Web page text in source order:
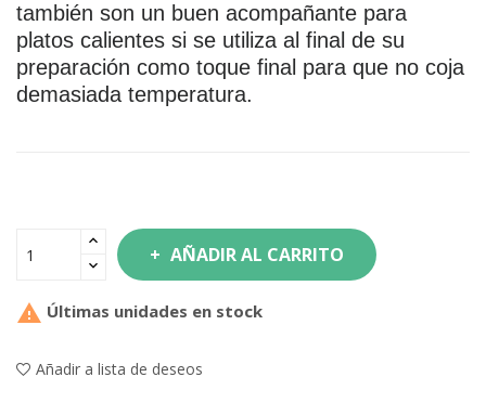
también son un buen acompañante para
platos calientes si se utiliza al final de su
preparación como toque final para que no coja
demasiada temperatura.
AÑADIR AL CARRITO
 Últimas unidades en stock
Añadir a lista de deseos